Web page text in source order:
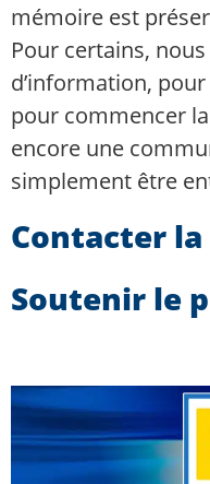
mémoire est
Pour certains,
d’information,
pour commencer
encore une
simplement être
Contacter
Soutenir le